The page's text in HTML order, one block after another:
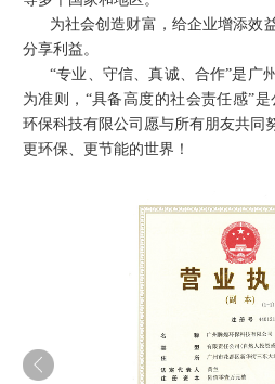
为社会创造财富，给企业增添效
分享利益。
“专业、守信、真诚、合作”是 广
为准则，“具备高度的社会责任感”是
环保科技有限公司 愿与所有朋友共同
更环保、更节能的世界！